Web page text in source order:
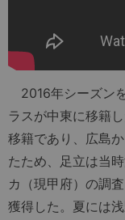
2016年シーズン
ラスが中東に移籍
移籍であり、広島
たため、足立は当
カ（現甲府）の調
獲得した。夏には